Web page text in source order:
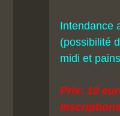
Intendance
(possibilité
midi et
Prix: 10